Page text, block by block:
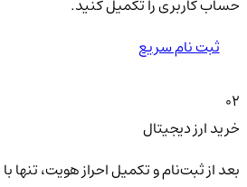
حساب کاربری را تکمیل کنید.
ثبت نام سریع
02
خرید ارز دیجیتال
بعد از ثبت‌نام و تکمیل احراز هویت، تنها با